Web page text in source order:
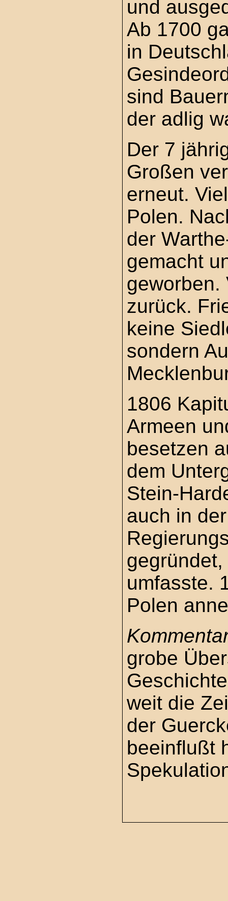
und
Ab 1700
in
sind
der adlig
Der 7
Großen
erneut.
Polen.
der
gemacht
geworben.
zurück.
keine
sondern
1806
Armeen
besetzen
dem
Stein-
auch in
umfasste.
Polen
grobe
weit die
der
beeinflußt